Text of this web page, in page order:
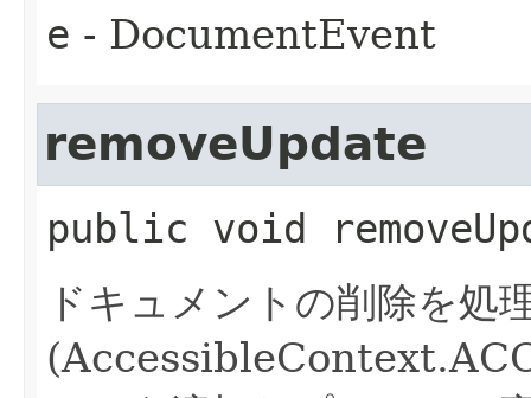
e - DocumentEvent
removeUpdate
public void
ドキュメントの削除を処